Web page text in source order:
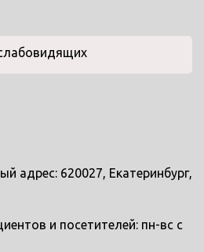
адрес: 620027, Екатеринбург,
и посетителей: пн-вс с